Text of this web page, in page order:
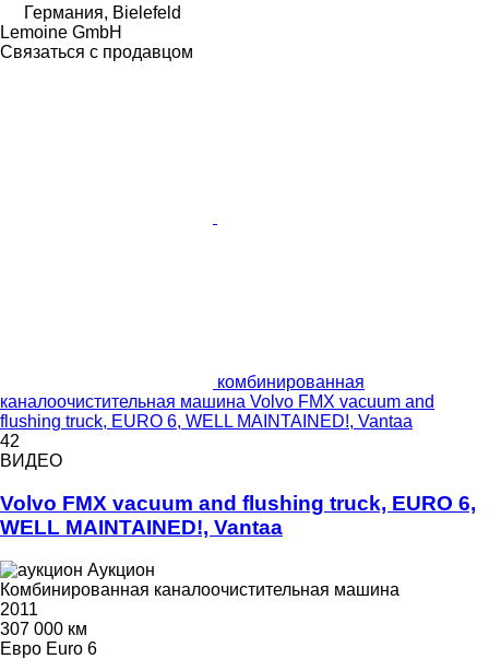
Германия, Bielefeld
Lemoine GmbH
Связаться с продавцом
комбинированная
каналоочистительная машина Volvo FMX vacuum and
flushing truck, EURO 6, WELL MAINTAINED!, Vantaa
42
ВИДЕО
Volvo FMX vacuum and flushing truck, EURO 6,
WELL MAINTAINED!, Vantaa
Аукцион
Комбинированная каналоочистительная машина
2011
307 000 км
Евро Euro 6